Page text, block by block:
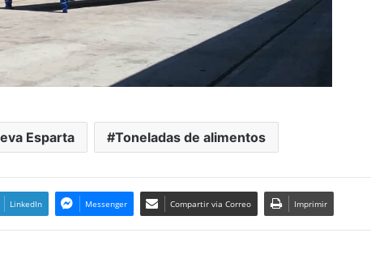
Esparta Toneladas de alimentos
LinkedIn Messenger Compartir via Correo Imprimir